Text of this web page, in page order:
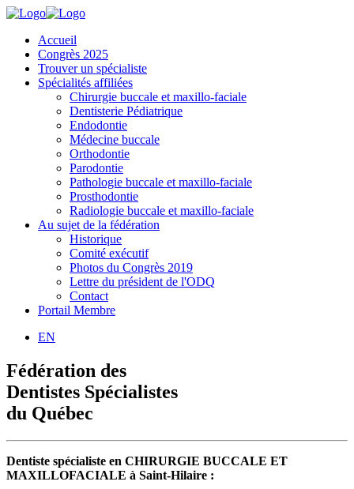
Accueil
Congrès 2025
Trouver un spécialiste
Spécialités affiliées
Chirurgie buccale et maxillo-faciale
Dentisterie Pédiatrique
Endodontie
Médecine buccale
Orthodontie
Parodontie
Pathologie buccale et maxillo-faciale
Prosthodontie
Radiologie buccale et maxillo-faciale
Au sujet de la fédération
Historique
Comité exécutif
Photos du Congrès 2019
Lettre du président de l'ODQ
Contact
Portail Membre
EN
Fédération des
Dentistes Spécialistes
du Québec
Dentiste spécialiste en CHIRURGIE BUCCALE ET
MAXILLOFACIALE à Saint-Hilaire :